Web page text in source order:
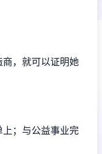
，就可以证明她
；与公益事业完